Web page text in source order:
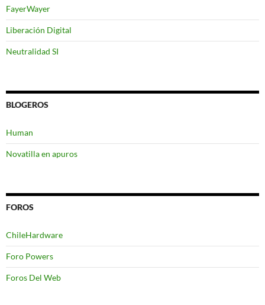
FayerWayer
Liberación Digital
Neutralidad SI
BLOGEROS
Human
Novatilla en apuros
FOROS
ChileHardware
Foro Powers
Foros Del Web